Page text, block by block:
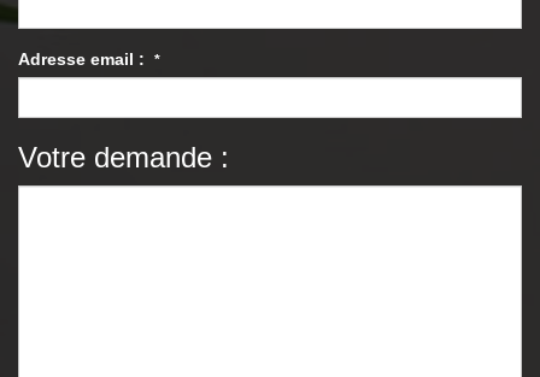
Adresse email : *
Votre demande :